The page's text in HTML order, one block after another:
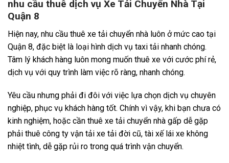
nhu cầu thuê dịch vụ Xe Tải Chuyển Nhà Tại
Quận 8
Hiện nay, nhu cầu thuê xe tải chuyển nhà luôn ở mức cao tại
Quận 8, đặc biệt là loại hình dịch vụ taxi tải nhanh chóng.
Tâm lý khách hàng luôn mong muốn thuê xe với cước phí rẻ,
dịch vụ với quy trình làm việc rõ ràng, nhanh chóng.
Yêu cầu nhưng phải đi đôi với việc lựa chọn dịch vụ chuyên
nghiệp, phục vụ khách hàng tốt. Chính vì vậy, khi bạn chưa có
kinh nghiệm, hoặc cần thuê xe tải chuyển nhà gấp dễ gặp
phải thuê công ty vận tải xe tải đời cũ, tài xế lái xe không
nhiệt tình, dễ gặp rủi ro trong quá trình vận chuyển.